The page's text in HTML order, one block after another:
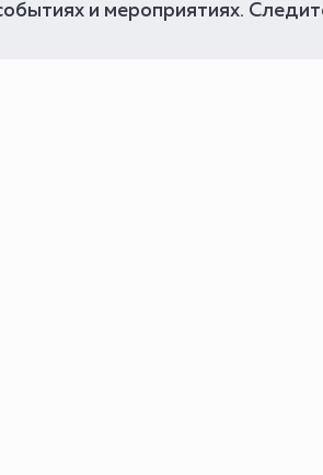
и мероприятиях.